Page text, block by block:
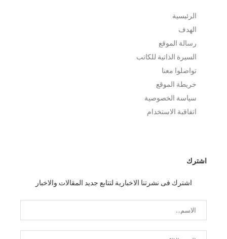
الرئيسية
الهدف
رسالة الموقع
السيرة الذاتية للكاتب
تواصلوا معنا
خريطة الموقع
سياسة الخصوصية
اتفاقبة الاستخدام
اشترك
اشترك فى نشرتنا الاخبارية لتتابع جديد المقالات والاخبار